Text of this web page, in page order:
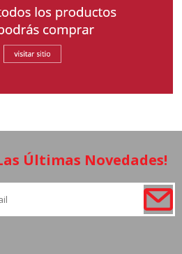
Últimas Novedades!